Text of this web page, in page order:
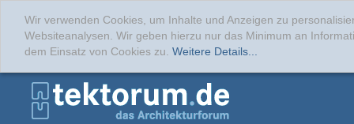
Wir verwenden Cookies, um Inhalte und Anzeigen zu
Websiteanalysen. Wir geben hierzu nur das Minimum an
dem Einsatz von Cookies zu. Weitere Details...